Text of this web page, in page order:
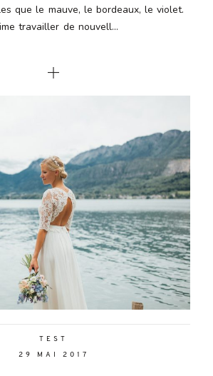
que le mauve, le bordeaux, le violet.
travailler de nouvell...
TEST
29 MAI 2017